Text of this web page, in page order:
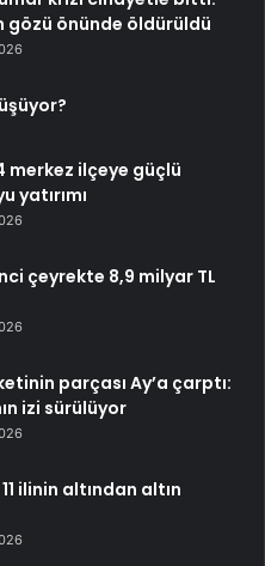
gözü önünde öldürüldü
merkez ilçeye güçlü
yatırımı
çeyrekte 8,9 milyar TL
parçası Ay’a çarptı:
izi sürülüyor
ilinin altından altın